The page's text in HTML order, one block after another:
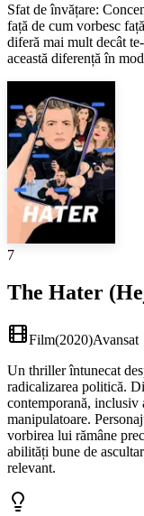
Sfat de învățare:
față de cum vorbesc
diferă mai mult decât
această diferență în
7
The Hater
Film(2020)Avansat
Un thriller întunecat
radicalizarea politică.
contemporană, inclusiv
manipulatoare.
vorbirea lui rămâne
abilități bune de
relevant.